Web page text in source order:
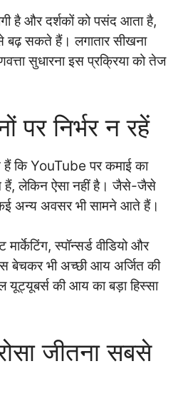
है और दर्शकों को पसंद आता है,
बढ़ सकते हैं। लगातार सीखना
सुधारना इस प्रक्रिया को तेज
पर निर्भर न रहें
हैं कि YouTube पर कमाई का
हैं, लेकिन ऐसा नहीं है। जैसे-जैसे
अन्य अवसर भी सामने आते हैं।
स्पॉन्सर्ड वीडियो और
बेचकर भी अच्छी आय अर्जित की
की आय का बड़ा हिस्सा
जीतना सबसे